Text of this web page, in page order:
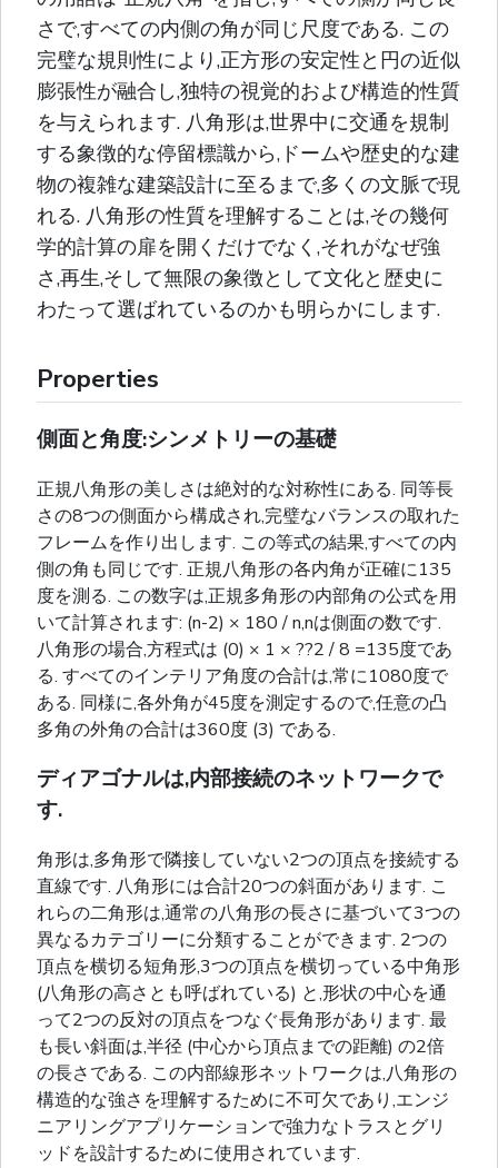
さで,すべての内側の角が同じ尺度である. この
完璧な規則性により,正方形の安定性と円の近似
膨張性が融合し,独特の視覚的および構造的性質
を与えられます. 八角形は,世界中に交通を規制
する象徴的な停留標識から,ドームや歴史的な建
物の複雑な建築設計に至るまで,多くの文脈で現
れる. 八角形の性質を理解することは,その幾何
学的計算の扉を開くだけでなく,それがなぜ強
さ,再生,そして無限の象徴として文化と歴史に
わたって選ばれているのかも明らかにします.
Properties
側面と角度:シンメトリーの基礎
正規八角形の美しさは絶対的な対称性にある. 同等長
さの8つの側面から構成され,完璧なバランスの取れた
フレームを作り出します. この等式の結果,すべての内
側の角も同じです. 正規八角形の各内角が正確に135
度を測る. この数字は,正規多角形の内部角の公式を用
いて計算されます: (n-2) × 180 / n,nは側面の数です.
八角形の場合,方程式は (0) × 1 × ??2 / 8 =135度であ
る. すべてのインテリア角度の合計は,常に1080度で
ある. 同様に,各外角が45度を測定するので,任意の凸
多角の外角の合計は360度 (3) である.
ディアゴナルは,内部接続のネットワークで
す.
角形は,多角形で隣接していない2つの頂点を接続する
直線です. 八角形には合計20つの斜面があります. こ
れらの二角形は,通常の八角形の長さに基づいて3つの
異なるカテゴリーに分類することができます. 2つの
頂点を横切る短角形,3つの頂点を横切っている中角形
(八角形の高さとも呼ばれている) と,形状の中心を通
って2つの反対の頂点をつなぐ長角形があります. 最
も長い斜面は,半径 (中心から頂点までの距離) の2倍
の長さである. この内部線形ネットワークは,八角形の
構造的な強さを理解するために不可欠であり,エンジ
ニアリングアプリケーションで強力なトラスとグリ
ッドを設計するために使用されています.